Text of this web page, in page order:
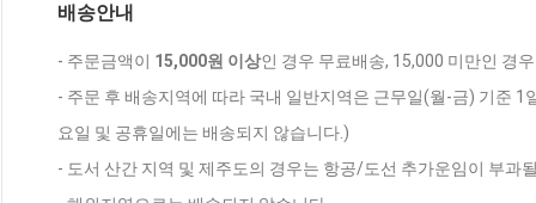
배송안내
- 주문금액이 15,000원 이상인 경우 무료배송, 15,000 미만인 경
- 주문 후 배송지역에 따라 국내 일반지역은 근무일(월-금) 기준
요일 및 공휴일에는 배송되지 않습니다.)
- 도서 산간 지역 및 제주도의 경우는 항공/도선 추가운임이 부과